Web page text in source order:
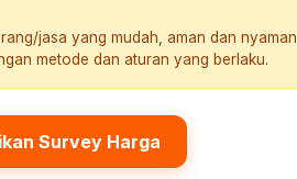
jasa yang mudah, aman dan nyaman
metode dan aturan yang berlaku.
Survey Harga